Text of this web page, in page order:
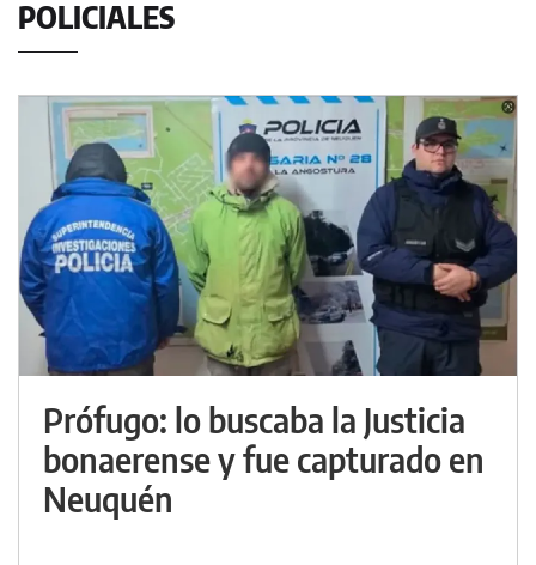
POLICIALES
Prófugo: lo buscaba la Justicia
bonaerense y fue capturado en
Neuquén